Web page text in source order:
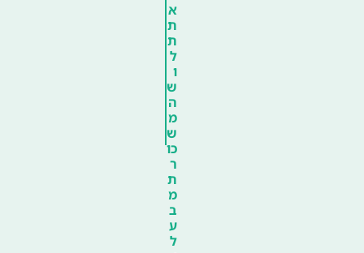
א
ת
ת
ל
ו
ש
ה
מ
ש
כו
ר
ת
מ
ב
ע
ל